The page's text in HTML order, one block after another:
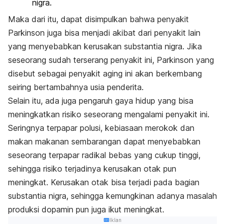
nigra.
Maka dari itu, dapat disimpulkan bahwa penyakit
Parkinson juga bisa menjadi akibat dari penyakit lain
yang menyebabkan kerusakan substantia nigra. Jika
seseorang sudah terserang penyakit ini, Parkinson yang
disebut sebagai penyakit aging ini akan berkembang
seiring bertambahnya usia penderita.
Selain itu, ada juga pengaruh gaya hidup yang bisa
meningkatkan risiko seseorang mengalami penyakit ini.
Seringnya terpapar polusi, kebiasaan merokok dan
makan makanan sembarangan dapat menyebabkan
seseorang terpapar radikal bebas yang cukup tinggi,
sehingga risiko terjadinya kerusakan otak pun
meningkat. Kerusakan otak bisa terjadi pada bagian
substantia nigra, sehingga kemungkinan adanya masalah
produksi dopamin pun juga ikut meningkat.
Iklan